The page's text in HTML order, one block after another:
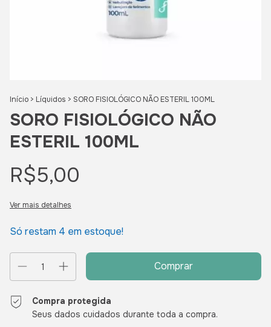
Início > Líquidos > SORO FISIOLÓGICO NÃO ESTERIL 100ML
SORO FISIOLÓGICO NÃO
ESTERIL 100ML
R$5,00
Ver mais detalhes
Só restam 4 em estoque!
Compra protegida
Seus dados cuidados durante toda a compra.